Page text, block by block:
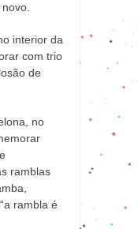
interior da
com trio
de
no
ramblas
rambla é